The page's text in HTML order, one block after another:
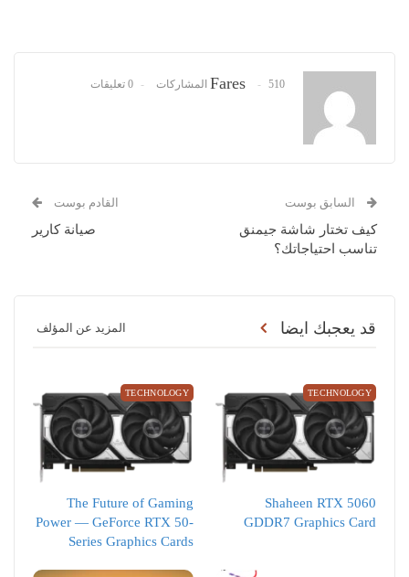
Fares 510 المشاركات 0 تعليقات
السابق بوست
كيف تختار شاشة جيمنق
تناسب احتياجاتك؟
القادم بوست
صيانة كارير
قد يعجبك ايضا المزيد عن المؤلف
TECHNOLOGY
Shaheen RTX 5060
GDDR7 Graphics Card
TECHNOLOGY
The Future of Gaming
Power — GeForce RTX 50-
Series Graphics Cards